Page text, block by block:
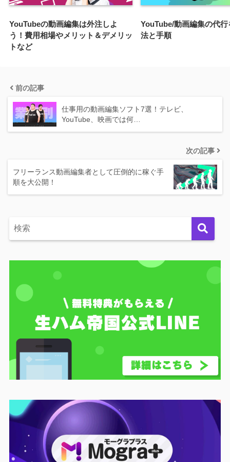
YouTubeの動画編集は外注しよ
う！費用相場やメリット＆デメリッ
トなど
YouTube/動画編集の代行
法と手順
前の記事
仕事用の動画編集ソフト7選！テレビ、
YouTube、映画では何…
次の記事
フリーランス動画編集者として圧倒的に稼ぐ手
順を大公開！